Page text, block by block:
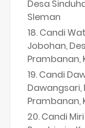
Desa
Sleman
Candi
Jobohan,
Prambanan,
Candi
Dawangsari,
Prambanan,
Candi